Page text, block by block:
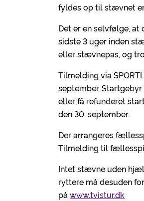
fyldes op til stævnet
Det er en selvfølge,
sidste 3 uger inden
eller stævnepas, og
Tilmelding via SPORTI.
september.
eller få refunderet
den 30. september.
Der arrangeres
Tilmelding til
Intet stævne uden
ryttere må desuden
på www.tvistur.dk